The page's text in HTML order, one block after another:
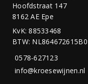
Hoofdstraat 147
8162 AE Epe
KvK: 88533468
BTW:
0578-627123
info@kroesewijnen.nl